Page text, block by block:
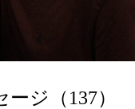
ジ（137）